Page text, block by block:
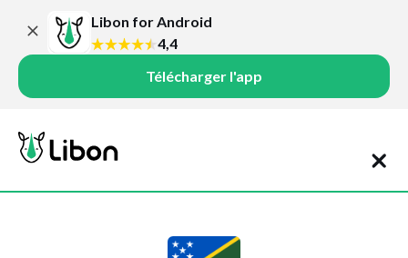
Libon for Android
4,4
Télécharger l'app